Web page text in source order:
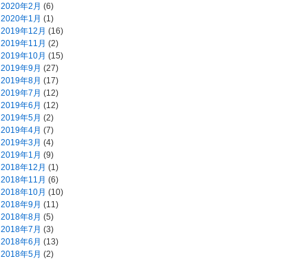
2020年2月 (6)
2020年1月 (1)
2019年12月 (16)
2019年11月 (2)
2019年10月 (15)
2019年9月 (27)
2019年8月 (17)
2019年7月 (12)
2019年6月 (12)
2019年5月 (2)
2019年4月 (7)
2019年3月 (4)
2019年1月 (9)
2018年12月 (1)
2018年11月 (6)
2018年10月 (10)
2018年9月 (11)
2018年8月 (5)
2018年7月 (3)
2018年6月 (13)
2018年5月 (2)